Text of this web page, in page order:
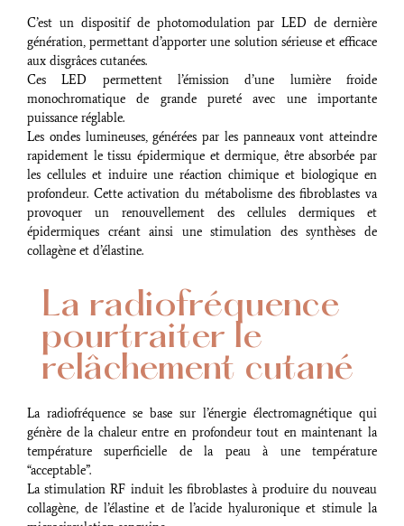
C’est un dispositif de photomodulation par LED de dernière
génération, permettant d’apporter une solution sérieuse et efficace
aux disgrâces cutanées.
Ces LED permettent l’émission d’une lumière froide
monochromatique de grande pureté avec une importante
puissance réglable.
Les ondes lumineuses, générées par les panneaux vont atteindre
rapidement le tissu épidermique et dermique, être absorbée par
les cellules et induire une réaction chimique et biologique en
profondeur. Cette activation du métabolisme des fibroblastes va
provoquer un renouvellement des cellules dermiques et
épidermiques créant ainsi une stimulation des synthèses de
collagène et d’élastine.
La radiofréquence
pourtraiter le
relâchement cutané
La radiofréquence se base sur l’énergie électromagnétique qui
génère de la chaleur entre en profondeur tout en maintenant la
température superficielle de la peau à une température
“acceptable”.
La stimulation RF induit les fibroblastes à produire du nouveau
collagène, de l’élastine et de l’acide hyaluronique et stimule la